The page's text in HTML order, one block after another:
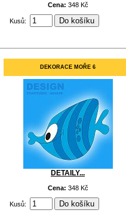
Cena: 348 Kč
Kusů:
DEKORACE MOŘE 6
DETAILY...
Cena: 348 Kč
Kusů: